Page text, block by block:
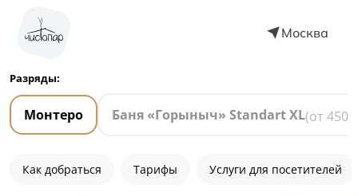
Москва
Разряды:
Монтеро Баня «Горыныч» Standart XL(от 4500
Как добраться Тарифы Услуги для посетителей